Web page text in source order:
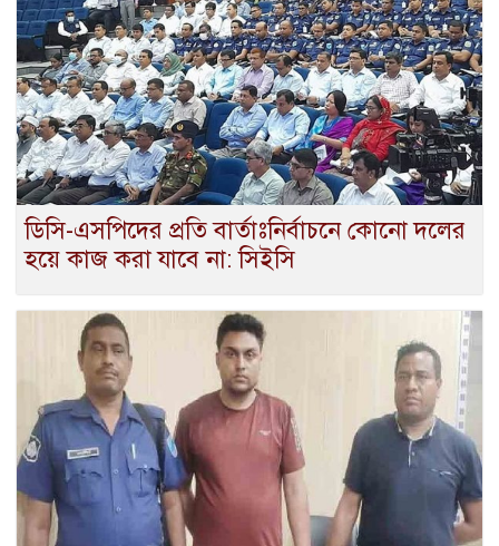
ডিসি-এসপিদের প্রতি বার্তাঃনির্বাচনে কোনো দলের
হয়ে কাজ করা যাবে না: সিইসি